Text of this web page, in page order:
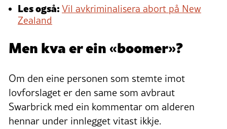
Les også:Vil avkriminalisera abort på New
Zealand
Men kva er ein «boomer»?
Om den eine personen som stemte imot
lovforslaget er den same som avbraut
Swarbrick med ein kommentar om alderen
hennar under innlegget vitast ikkje.